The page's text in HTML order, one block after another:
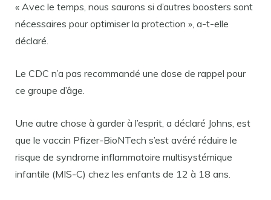
« Avec le temps, nous saurons si d’autres boosters sont
nécessaires pour optimiser la protection », a-t-elle
déclaré.
Le CDC n’a pas recommandé une dose de rappel pour
ce groupe d’âge.
Une autre chose à garder à l’esprit, a déclaré Johns, est
que le vaccin Pfizer-BioNTech s’est avéré réduire le
risque de syndrome inflammatoire multisystémique
infantile (MIS-C) chez les enfants de 12 à 18 ans.